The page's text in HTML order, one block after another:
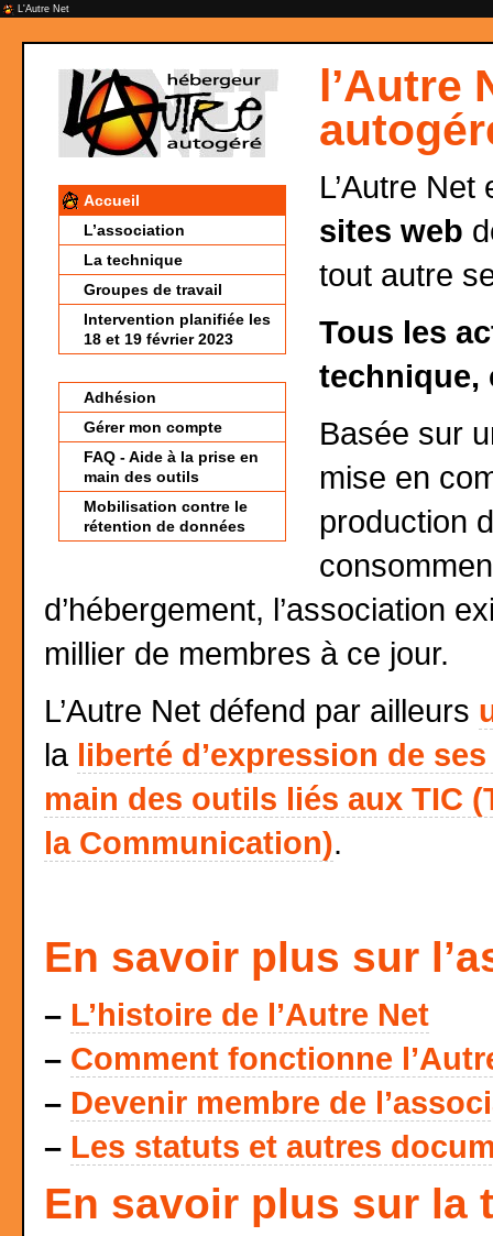
L'Autre Net
Accueil
L’association
La technique
Groupes de travail
Intervention planifiée les
18 et 19 février 2023
Adhésion
Gérer mon compte
FAQ - Aide à la prise en
main des outils
Mobilisation contre le
rétention de données
l’Autre
L’Autre
sites web
tout autre
Tous les
technique,
Basée sur
mise en
production
d’hébergement, l’association
millier de membres à ce jour.
L’Autre Net défend par ailleurs
la liberté d’expression de
main des outils liés aux TIC
la Communication).
En savoir plus sur
– L’histoire de l’Autre Net
– Comment fonctionne
– Devenir membre de
– Les statuts et autres
En savoir plus sur la